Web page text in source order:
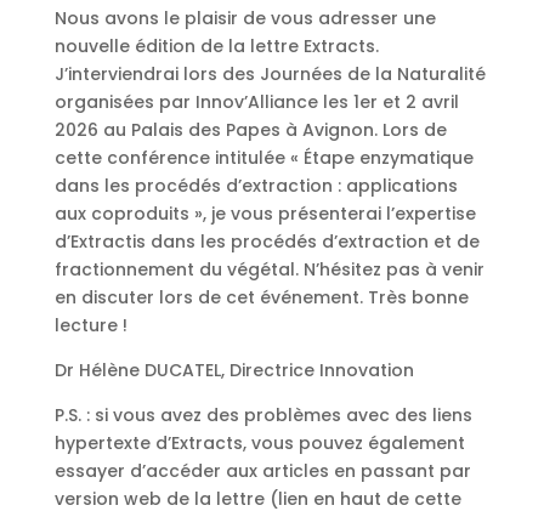
Nous avons le plaisir de vous adresser une
nouvelle édition de la lettre Extracts.
J’interviendrai lors des Journées de la Naturalité
organisées par Innov’Alliance les 1er et 2 avril
2026 au Palais des Papes à Avignon. Lors de
cette conférence intitulée « Étape enzymatique
dans les procédés d’extraction : applications
aux coproduits », je vous présenterai l’expertise
d’Extractis dans les procédés d’extraction et de
fractionnement du végétal. N’hésitez pas à venir
en discuter lors de cet événement. Très bonne
lecture !
Dr Hélène DUCATEL, Directrice Innovation
P.S. : si vous avez des problèmes avec des liens
hypertexte d’Extracts, vous pouvez également
essayer d’accéder aux articles en passant par
version web de la lettre (lien en haut de cette